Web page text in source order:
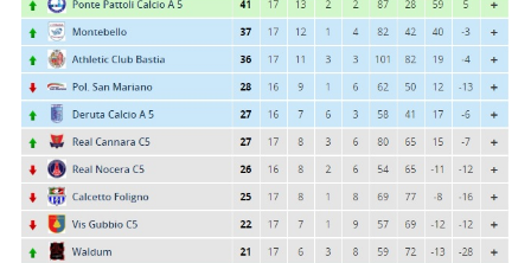
e
r
:
C
e
r
c
a
p
e
r
: